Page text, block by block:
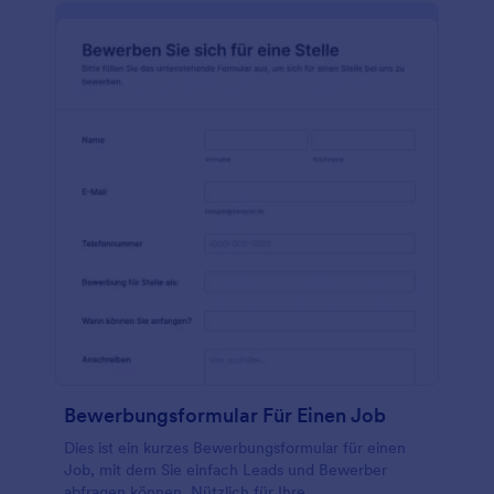
mit Ihrem Team teilen! Bleiben Sie organisiert,
schützen Sie Ihr Unternehmen und erhalten Sie
Bewerbungsformular Für Einen Job
Dies ist ein kurzes Bewerbungsformular für einen
Job, mit dem Sie einfach Leads und Bewerber